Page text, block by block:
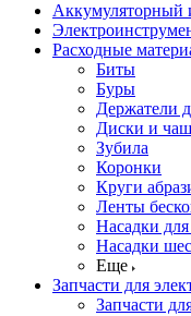
Аккумуляторный
Расходные
Биты
Буры
Держатели
Диски и
Зубила
Коронки
Круги
Ленты
Насадки
Насадки
Еще
Запчасти для
Запчасти